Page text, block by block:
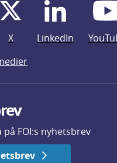
X LinkedIn
FOI:s nyhetsbrev